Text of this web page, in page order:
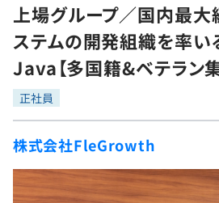
転職成功ガイド
転職エージェント
インタビュー
転職成功ガイド
求人検索
本選考
インターン
新卒エージェント
イベント・セミナー
学習
問題集
4択課題
ナレッジ
プログラミング言語
評価結果一覧
ゲーム・マンガ
Tech Team Journal
paizaとは？
上場グループ／国内最
ステムの開発組織を率い
Java【多国籍&ベテラン集
正社員
株式会社FleGrowth